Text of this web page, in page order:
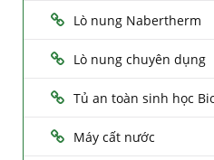
Lò nung Nabertherm
Lò nung chuyên dụng
Tủ an toàn sinh học
Máy cất nước